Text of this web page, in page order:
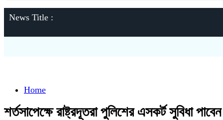
News Title :
Home
শর্তসাপেক্ষে রাষ্ট্রদূতরা পুলিশের এসকর্ট সুবিধা পাবেন